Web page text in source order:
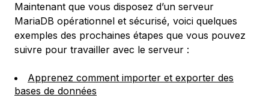
Maintenant que vous disposez d’un serveur
MariaDB opérationnel et sécurisé, voici quelques
exemples des prochaines étapes que vous pouvez
suivre pour travailler avec le serveur :
Apprenez comment importer et exporter des
bases de données